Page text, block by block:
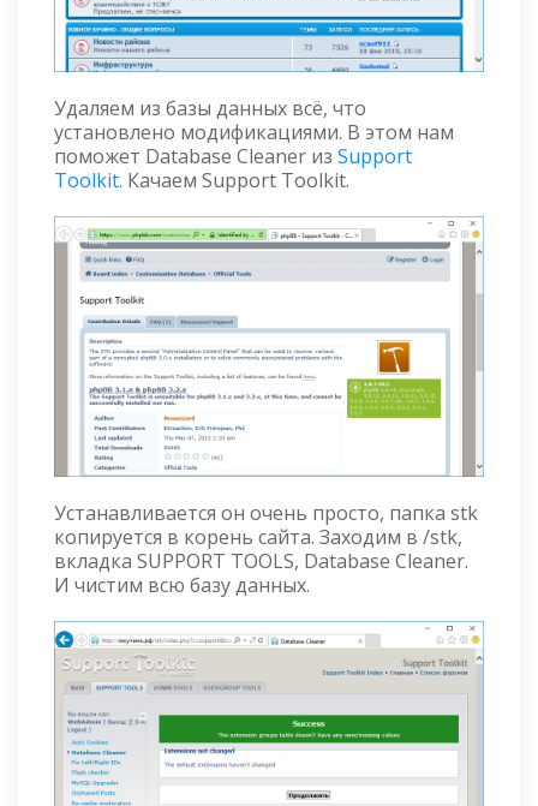
Удаляем из базы данных всё, что
установлено модификациями. В этом нам
поможет Database Cleaner из Support
Toolkit. Качаем Support Toolkit.
Устанавливается он очень просто, папка stk
копируется в корень сайта. Заходим в /stk,
вкладка SUPPORT TOOLS, Database Cleaner.
И чистим всю базу данных.